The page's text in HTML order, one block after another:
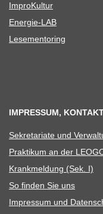
Impro­Kul­tur
Ener­­gie-LAB
Lese­men­to­ring
IMPRESSUM,
Sekre­ta­riate und
Prak­ti­kum an der
Krank­mel­dung (Sek. I)
So fin­den Sie uns
Impres­sum und